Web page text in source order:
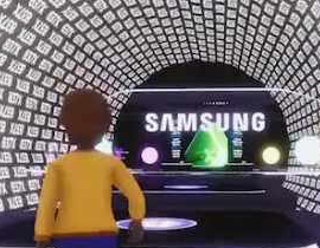
Indonesia vs Singapura:
Duel Hidup Mati di ASEAN
Hyundai Cup 2026,garuda-
wajib-bangkit!